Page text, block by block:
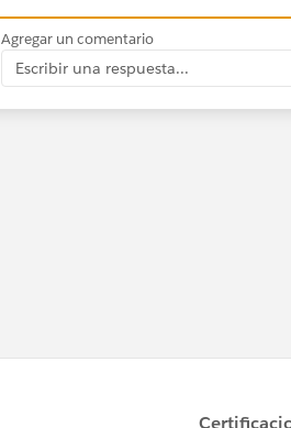
Agregar un comentario
Escribir una respuesta...